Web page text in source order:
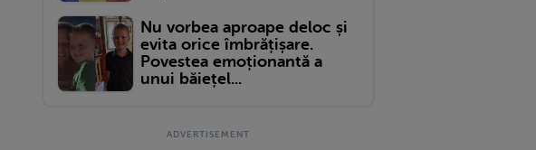
Nu vorbea aproape deloc și
evita orice îmbrățișare.
Povestea emoționantă a
unui băiețel...